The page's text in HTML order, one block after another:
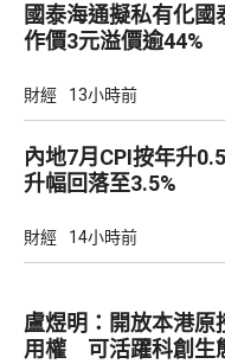
國泰海通擬私有化
作價3元溢價逾44%
財經 13小時前
內地7月CPI按年升
升幅回落至3.5%
財經 14小時前
盧煜明：開放本港原
用權 可活躍科創生